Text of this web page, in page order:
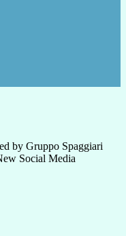
by Gruppo Spaggiari
Social Media